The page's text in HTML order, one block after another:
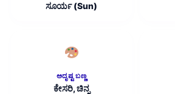
ಸೂರ್ಯ (Sun)
ಅದೃಷ್ಟ ಬಣ್ಣ
ಕೇಸರಿ, ಚಿನ್ನ